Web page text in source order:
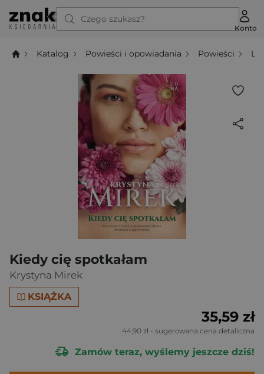
Czego szukasz?
Konto
Katalog Powieści i opowiadania Powieści
Kiedy cię spotkałam
Krystyna Mirek
KSIĄŻKA
35,59 zł
44,90 zł - sugerowana cena detaliczna
Zamów teraz, wyślemy jeszcze dziś!